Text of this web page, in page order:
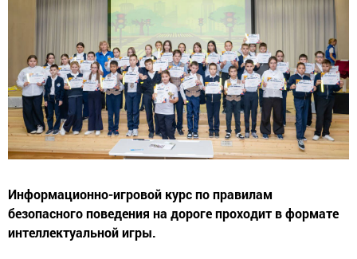
Информационно-игровой курс по правилам
безопасного поведения на дороге проходит в формате
интеллектуальной игры.